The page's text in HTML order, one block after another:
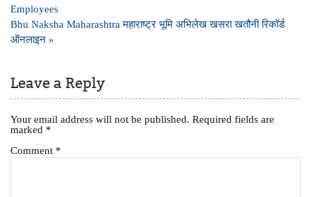
navigation
Employees
Bhu Naksha Maharashtra महाराष्ट्र भूमि अभिलेख खसरा खतौनी रिकॉर्ड
ऑनलाइन »
Leave a Reply
Your email address will not be published. Required fields are
marked *
Comment *